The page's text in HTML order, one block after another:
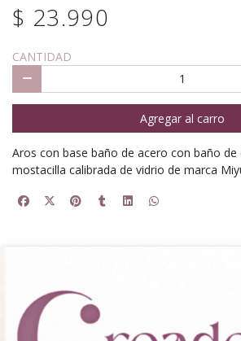
$ 23.990
CANTIDAD
Agregar al carro
Aros con base baño de acero con baño
mostacilla calibrada de vidrio de marca